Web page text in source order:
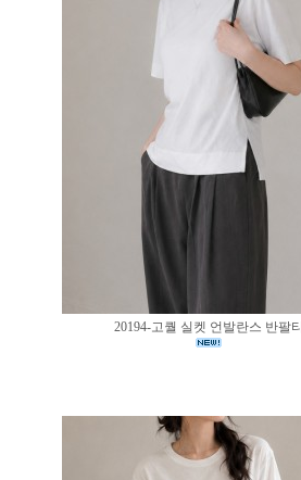
20194-고퀄 실켓 언발란스 반팔티